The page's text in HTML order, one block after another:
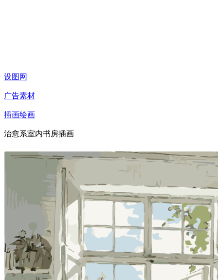
设图网
广告素材
插画绘画
治愈系室内书房插画